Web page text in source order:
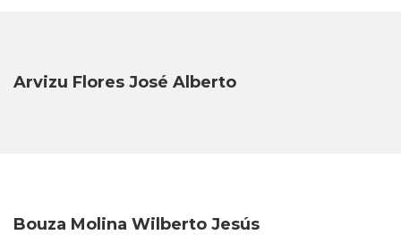
Arvizu Flores José Alberto
Bouza Molina Wilberto Jesús